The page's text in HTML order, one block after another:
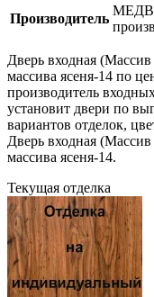
Производитель
Дверь входная
массива ясеня-14 по
производитель
установит двери по
вариантов отделок,
Дверь входная
массива ясеня-14.
Текущая отделка